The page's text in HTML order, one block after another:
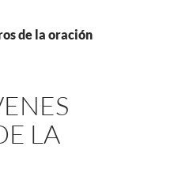
de la oración
LA